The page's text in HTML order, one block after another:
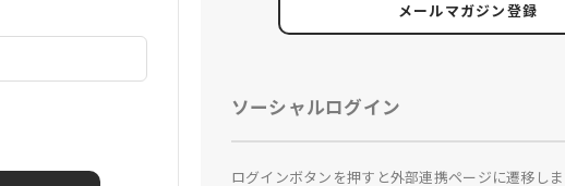
メールマガジン登録
ソーシャルログイン
ログインボタンを押すと外部連携ページに遷移し